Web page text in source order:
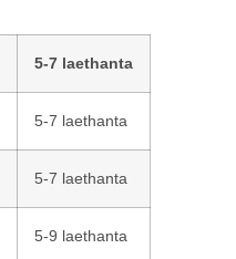
5-7 laethanta
5-7 laethanta
5-7 laethanta
5-9 laethanta